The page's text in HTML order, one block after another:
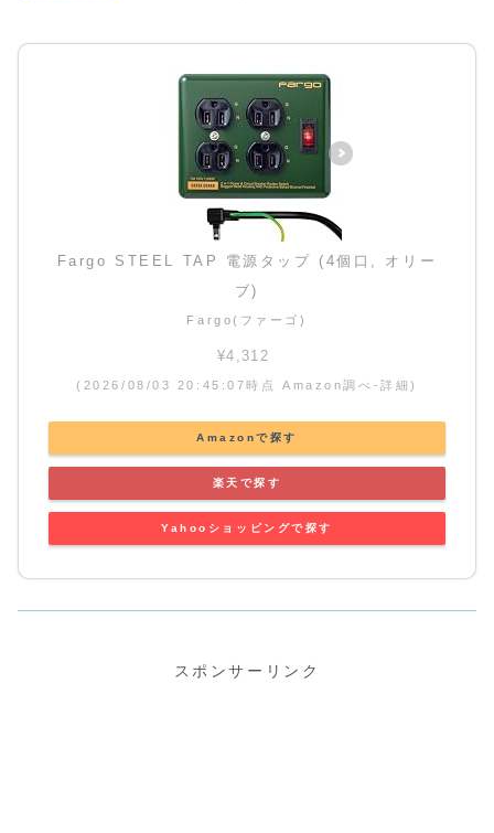
Fargo STEEL TAP 電源タップ (4個口, オリー
ブ)
Fargo(ファーゴ)
¥4,312
(2026/08/03 20:45:07時点 Amazon調べ-詳細)
Amazonで探す
楽天で探す
Yahooショッピングで探す
スポンサーリンク